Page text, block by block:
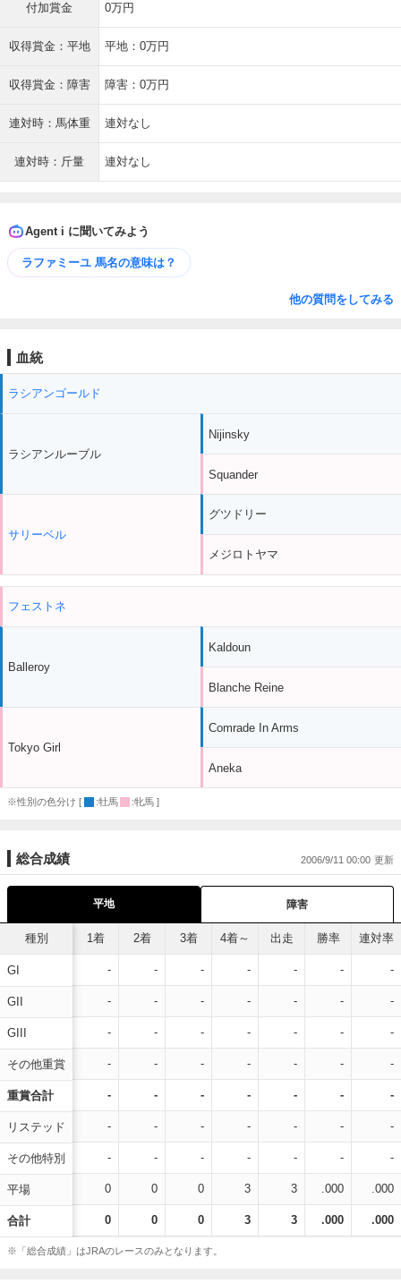
付加賞金 0万円
収得賞金：平地 平地：0万円
収得賞金：障害 障害：0万円
連対時：馬体重 連対なし
連対時：斤量 連対なし
Agent i に聞いてみよう
ラファミーユ 馬名の意味は？
他の質問をしてみる
血統
ラシアンゴールド
ラシアンルーブル
サリーベル
Nijinsky
Squander
グツドリー
メジロトヤマ
フェストネ
Balleroy
Tokyo Girl
Kaldoun
Blanche Reine
Comrade In Arms
Aneka
※性別の色分け [ :牡馬 :牝馬 ]
総合成績 2006/9/11 00:00
平地 障害
種別
GI
GII
GIII
その他重賞
重賞合計
リステッド
その他特別
平場
合計
1着 2着 3着 4着～ 出走 勝率 連対率
- - - - - - -
- - - - - - -
- - - - - - -
- - - - - - -
- - - - - - -
- - - - - - -
- - - - - - -
0 0 0 3 3 .000 .000
0 0 0 3 3 .000 .000
※「総合成績」はJRAのレースのみとなります。